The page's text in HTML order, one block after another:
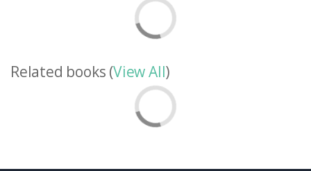
Related books (View All)